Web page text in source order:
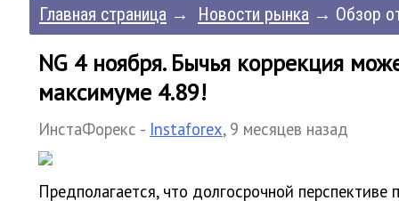
Главная страница → Новости рынка → Обзор
NG 4 ноября. Бычья коррекция
максимуме 4.89!
ИнстаФорекс - Instaforex, 9 месяцев назад
Предполагается, что долгосрочной перспективе